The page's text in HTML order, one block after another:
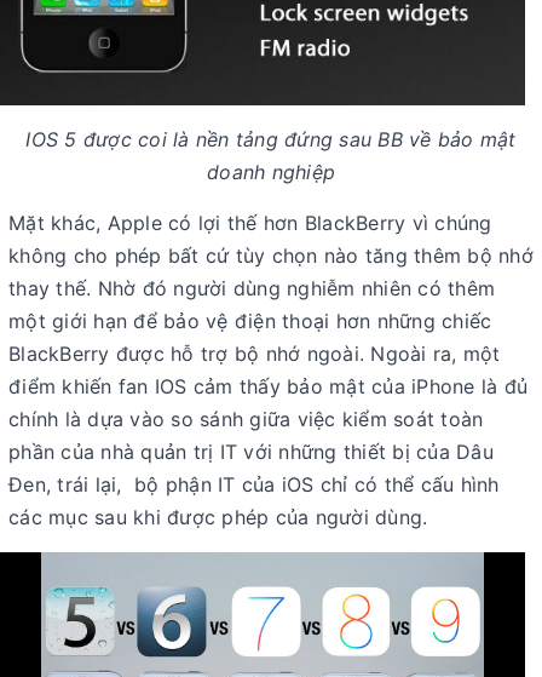
IOS 5 được coi là nền tảng đứng sau BB về bảo mật
doanh nghiệp
Mặt khác, Apple có lợi thế hơn BlackBerry vì chúng
không cho phép bất cứ tùy chọn nào tăng thêm bộ nhớ
thay thế. Nhờ đó người dùng nghiễm nhiên có thêm
một giới hạn để bảo vệ điện thoại hơn những chiếc
BlackBerry được hỗ trợ bộ nhớ ngoài. Ngoài ra, một
điểm khiến fan IOS cảm thấy bảo mật của iPhone là đủ
chính là dựa vào so sánh giữa việc kiểm soát toàn
phần của nhà quản trị IT với những thiết bị của Dâu
Đen, trái lại, bộ phận IT của iOS chỉ có thể cấu hình
các mục sau khi được phép của người dùng.